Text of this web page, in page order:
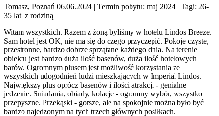
Tomasz, Poznań 06.06.2024 | Termin pobytu: maj 2024 | Tagi: 26-
35 lat, z rodziną
Witam wszystkich. Razem z żoną byliśmy w hotelu Lindos Breeze.
Sam hotel jest OK, nie ma się do czego przyczepić. Pokoje czyste,
przestronne, bardzo dobrze sprzątane każdego dnia. Na terenie
obiektu jest bardzo duża ilość basenów, duża ilość hotelowych
barów. Ogromnym plusem jest możliwość korzystania ze
wszystkich udogodnień ludzi mieszkających w Imperial Lindos.
Największy plus oprócz basenów i ilości atrakcji - genialne
jedzenie. Sniadania, obiady, kolacje - ogromny wybór, wszystko
przepyszne. Przekąski - gorsze, ale na spokojnie można było być
bardzo najedzonym na tych trzech głównych posiłkach.